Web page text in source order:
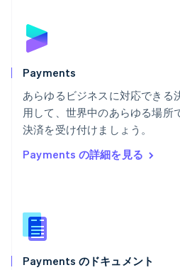
Payments
あらゆるビジネスに対応できる
用して、世界中のあらゆる場所
決済を受け付けましょう。
Payments の詳細を見る
Payments のドキュメント
ブルガリア
English
Nederlands
English
ポルトガル
PortuguêsEnglish
English
Español
ラトビア
リトアニア